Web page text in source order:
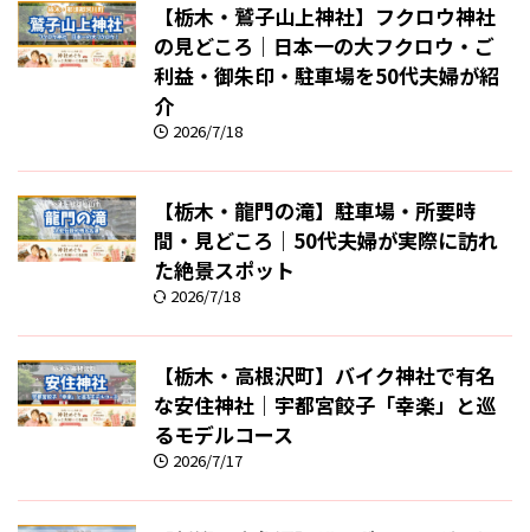
【栃木・鷲子山上神社】フクロウ神社
の見どころ｜日本一の大フクロウ・ご
利益・御朱印・駐車場を50代夫婦が紹
介
2026/7/18
【栃木・龍門の滝】駐車場・所要時
間・見どころ｜50代夫婦が実際に訪れ
た絶景スポット
2026/7/18
【栃木・高根沢町】バイク神社で有名
な安住神社｜宇都宮餃子「幸楽」と巡
るモデルコース
2026/7/17